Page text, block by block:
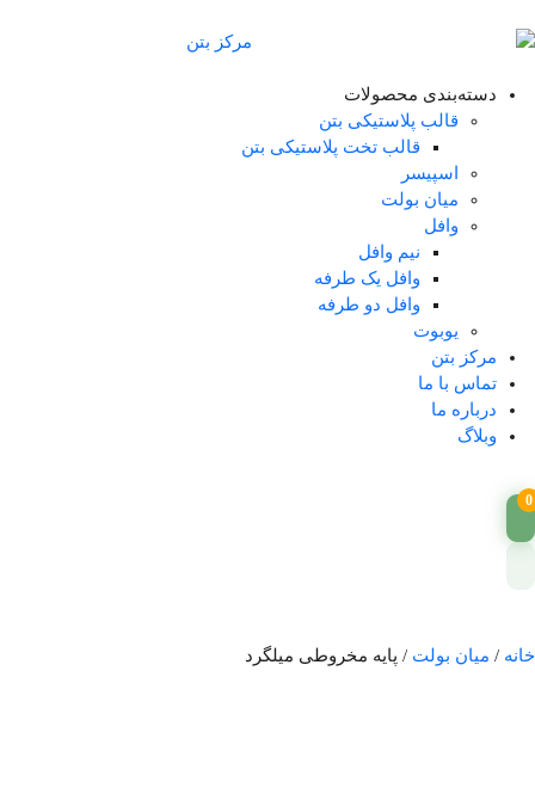
دسته‌بندی محصولات
قالب پلاستیکی بتن
قالب تخت پلاستیکی بتن
اسپیسر
میان بولت
وافل
نیم وافل
وافل یک طرفه
وافل دو طرفه
یوبوت
مرکز بتن
تماس با ما
درباره ما
وبلاگ
0
خانه / میان بولت / پایه مخروطی میلگرد